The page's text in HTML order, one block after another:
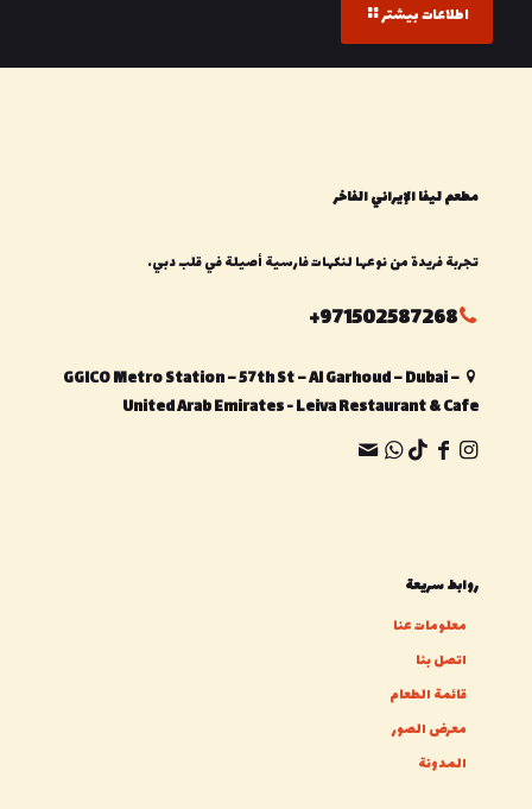
اطلاعات بیشتر
مطعم ليفا الإيراني الفاخر
تجربة فريدة من نوعها لنكهات فارسية أصيلة في قلب دبي.
971502587268+
GGICO Metro Station – 57th St – Al Garhoud – Dubai –
United Arab Emirates - Leiva Restaurant & Cafe
روابط سريعة
معلومات عنا
اتصل بنا
قائمة الطعام
معرض الصور
المدونة